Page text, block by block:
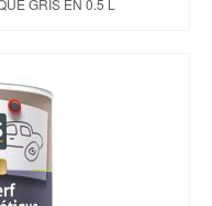
GRIS EN 0.5 L